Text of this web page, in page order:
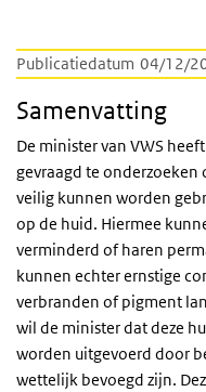
Publicatiedatum 04/12/
Samenvatting
De minister van VWS
gevraagd te onderzoeken
veilig kunnen worden
op de huid. Hiermee
verminderd of haren
kunnen echter ernstige
verbranden of pigment
wil de minister dat deze
worden uitgevoerd door
wettelijk bevoegd zijn.